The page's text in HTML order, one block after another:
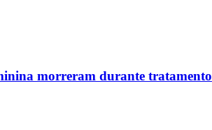
morreram durante tratamento